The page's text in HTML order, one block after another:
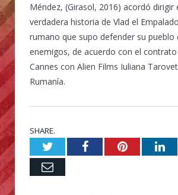
Méndez, (Girasol, 2016) acordó dirigir
verdadera historia de Vlad el
rumano que supo defender su pueblo
enemigos, de acuerdo con el
Cannes con Alien Films Iuliana
Rumanía.
SHARE.
TwitterFacebookPinterest
Email